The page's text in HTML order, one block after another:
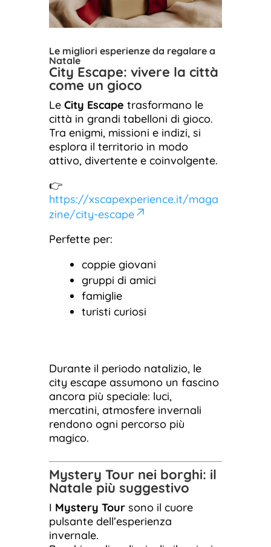
Le migliori esperienze da regalare a
Natale
City Escape: vivere la città
come un gioco
Le City Escape trasformano le
città in grandi tabelloni di gioco.
Tra enigmi, missioni e indizi, si
esplora il territorio in modo
attivo, divertente e coinvolgente.
👉
https://xscapexperience.it/maga
zine/city-escape
Perfette per:
coppie giovani
gruppi di amici
famiglie
turisti curiosi
Durante il periodo natalizio, le
city escape assumono un fascino
ancora più speciale: luci,
mercatini, atmosfere invernali
rendono ogni percorso più
magico.
Mystery Tour nei borghi: il
Natale più suggestivo
I Mystery Toursono il cuore
pulsante dell’esperienza
invernale.